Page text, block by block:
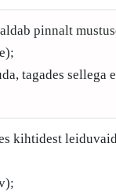
pinnalt
tagades sellega
kihtidest